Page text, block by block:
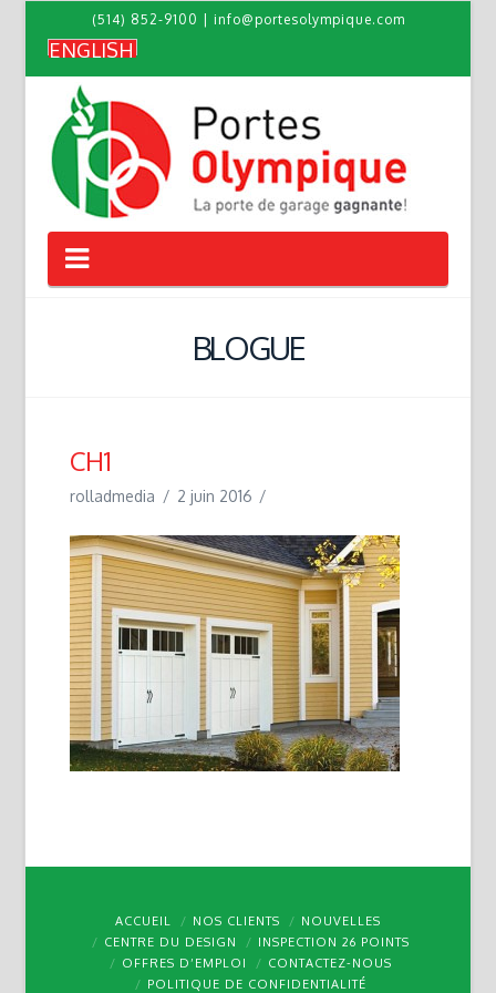
(514) 852-9100 info@portesolympique.com
ENGLISH
Navigation
BLOGUE
CH1
rolladmedia 2 juin 2016
ACCUEIL NOS CLIENTS
NOUVELLES
CENTRE DU DESIGN
INSPECTION 26 POINTS
OFFRES D’EMPLOI
CONTACTEZ-NOUS
POLITIQUE DE CONFIDENTIALITÉ